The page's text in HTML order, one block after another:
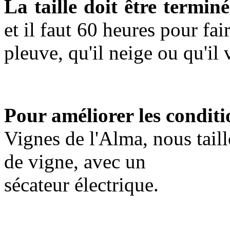
La taille doit être
et il faut 60 heures pour
pleuve, qu'il neige ou qu'il
Pour améliorer les
Vignes de l'Alma, nous
de vigne, avec un
sécateur électrique.